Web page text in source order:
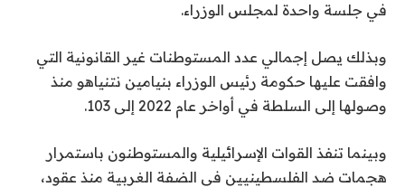
في جلسة واحدة لمجلس الوزراء.
وبذلك يصل إجمالي عدد المستوطنات غير القانونية التي
وافقت عليها حكومة رئيس الوزراء بنيامين نتنياهو منذ
وصولها إلى السلطة في أواخر عام 2022 إلى 103.
وبينما تنفذ القوات الإسرائيلية والمستوطنون باستمرار
هجمات ضد الفلسطينيين في الضفة الغربية منذ عقود،